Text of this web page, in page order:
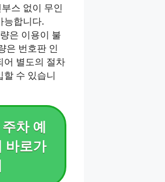
스 없이 무인
능합니다.
은 이용이 불
은 번호판 인
어 별도의 절차
할 수 있습니
차 예
바로가